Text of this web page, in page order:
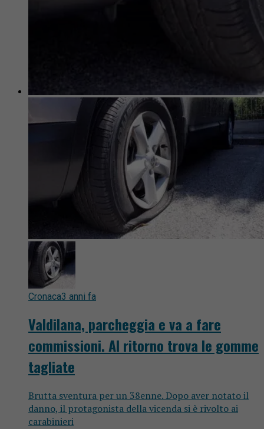
Cronaca3 anni fa
Valdilana, parcheggia e va a fare
commissioni. Al ritorno trova le gomme
tagliate
Brutta sventura per un 38enne. Dopo aver notato il
danno, il protagonista della vicenda si è rivolto ai
carabinieri